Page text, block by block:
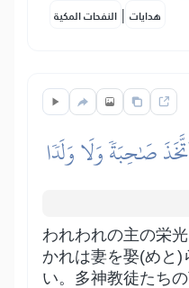
النفحات المكية | هدايات
صَٰحِبَةٗ وَلَا وَلَدٗا
われわれの主の栄
かれは妻を娶(めと)
い。多神教徒たち